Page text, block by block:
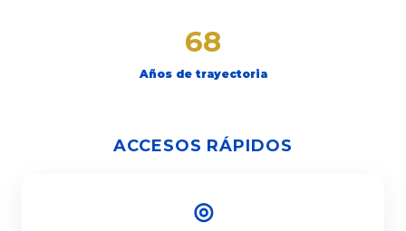
68
Años de trayectoria
ACCESOS RÁPIDOS
◎